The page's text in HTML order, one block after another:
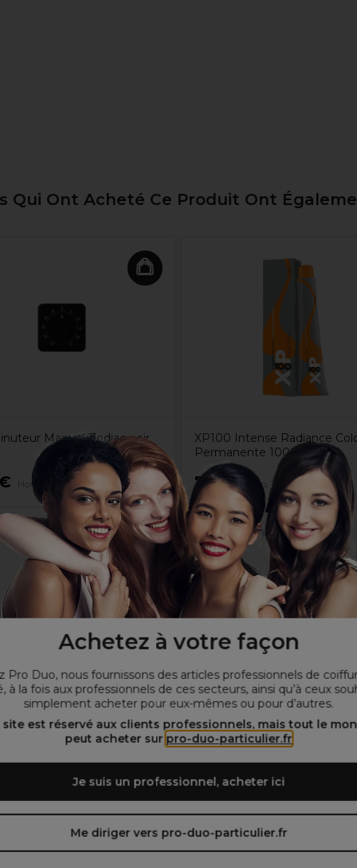
Achetez à votre façon
Pro Duo, nous fournissons des articles professionnels de
à la fois aux professionnels de ces secteurs, ainsi qu’à ceux
simplement acheter pour eux-mêmes ou pour d’autres.
site est réservé aux clients professionnels, mais tout le
peut acheter sur pro-duo-particulier.fr
Je suis un professionnel, acheter ici
Me diriger vers pro-duo-particulier.fr
Qui Ont Acheté Ce Produit Ont
Manuel Zodiac noir
Hors TVA
XP100 Intense Radiance
Permanente 100ml 7.11
7,65€ Hors TVA